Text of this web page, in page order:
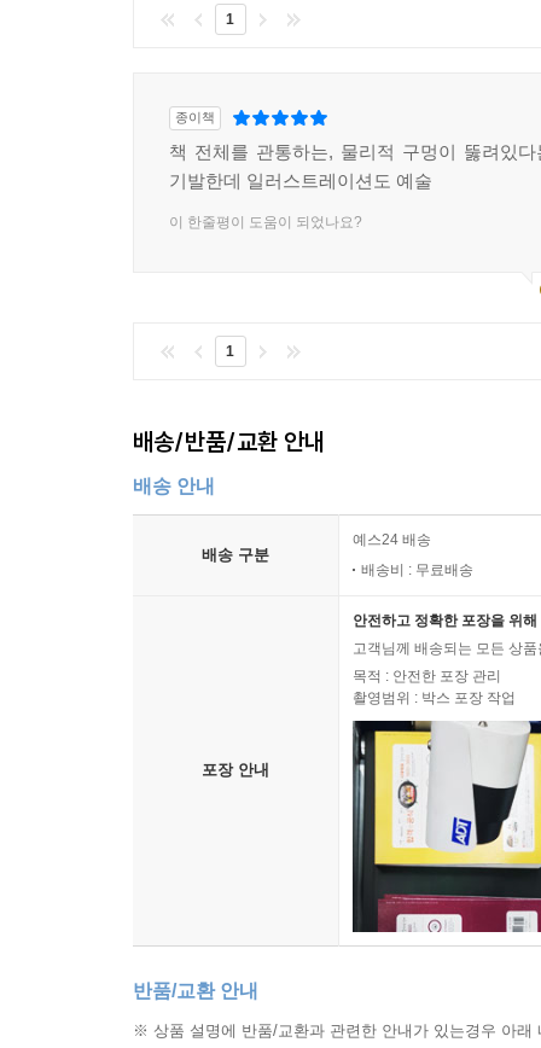
1
종이책
책 전체를 관통하는, 물리적 구멍이 뚫려있
기발한데 일러스트레이션도 예술
이 한줄평이 도움이 되었나요?
1
배송/반품/교환 안내
배송 안내
배송 구분
예스24 배송
배송비 : 무료배송
포장 안내
안전하고 정확한 포장을 위
고객님께 배송되는 모든 상
목적 : 안전한 포장 관리
촬영범위 : 박스 포장 작업
반품/교환 안내
※ 상품 설명에 반품/교환과 관련한 안내가 있는경우 아